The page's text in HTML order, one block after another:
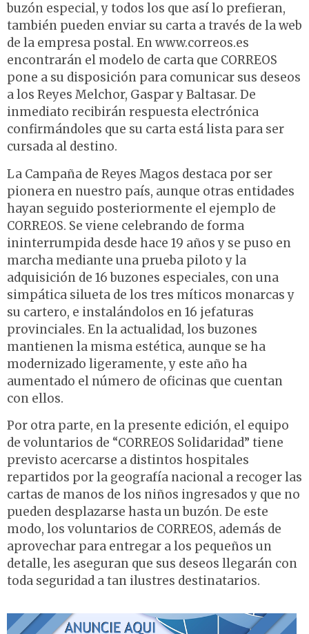
buzón especial, y todos los que así lo prefieran,
también pueden enviar su carta a través de la web
de la empresa postal. En www.correos.es
encontrarán el modelo de carta que CORREOS
pone a su disposición para comunicar sus deseos
a los Reyes Melchor, Gaspar y Baltasar. De
inmediato recibirán respuesta electrónica
confirmándoles que su carta está lista para ser
cursada al destino.
La Campaña de Reyes Magos destaca por ser
pionera en nuestro país, aunque otras entidades
hayan seguido posteriormente el ejemplo de
CORREOS. Se viene celebrando de forma
ininterrumpida desde hace 19 años y se puso en
marcha mediante una prueba piloto y la
adquisición de 16 buzones especiales, con una
simpática silueta de los tres míticos monarcas y
su cartero, e instalándolos en 16 jefaturas
provinciales. En la actualidad, los buzones
mantienen la misma estética, aunque se ha
modernizado ligeramente, y este año ha
aumentado el número de oficinas que cuentan
con ellos.
Por otra parte, en la presente edición, el equipo
de voluntarios de “CORREOS Solidaridad” tiene
previsto acercarse a distintos hospitales
repartidos por la geografía nacional a recoger las
cartas de manos de los niños ingresados y que no
pueden desplazarse hasta un buzón. De este
modo, los voluntarios de CORREOS, además de
aprovechar para entregar a los pequeños un
detalle, les aseguran que sus deseos llegarán con
toda seguridad a tan ilustres destinatarios.